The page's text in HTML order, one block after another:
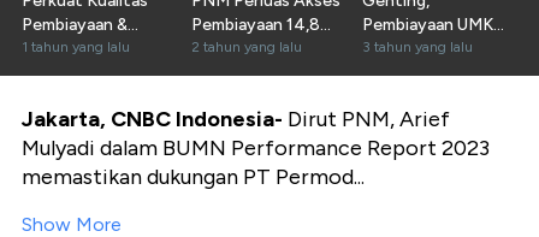
Pembiayaan &
Tekan Kredit Macet
1 tahun yang lalu
Pembiayaan 14,8
Juta UMKM
2 tahun yang lalu
Pembiayaan UMKM
Masih Bisa
Diandalkan?
3 tahun yang lalu
Jakarta, CNBC Indonesia- Dirut PNM, Arief
Mulyadi dalam BUMN Performance Report 2023
memastikan dukungan PT Permod...
Show More